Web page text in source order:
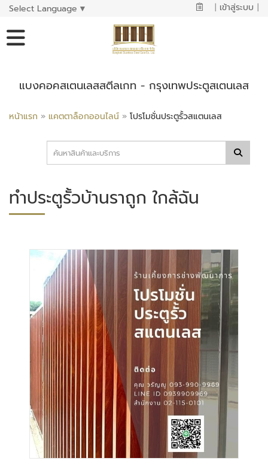
Select Language ▼ | เข้าสู่ระบบ |
แบงคอคสเตนเลสสตีลเกท - กรุงเทพประตูสเตนเลส
หน้าแรก » แคตตาล็อกออนไลน์ » โปรโมชั่นประตูรั้วสแตนเลส
ทำประตูรั้วบ้านราถูก ใกล้ฉัน